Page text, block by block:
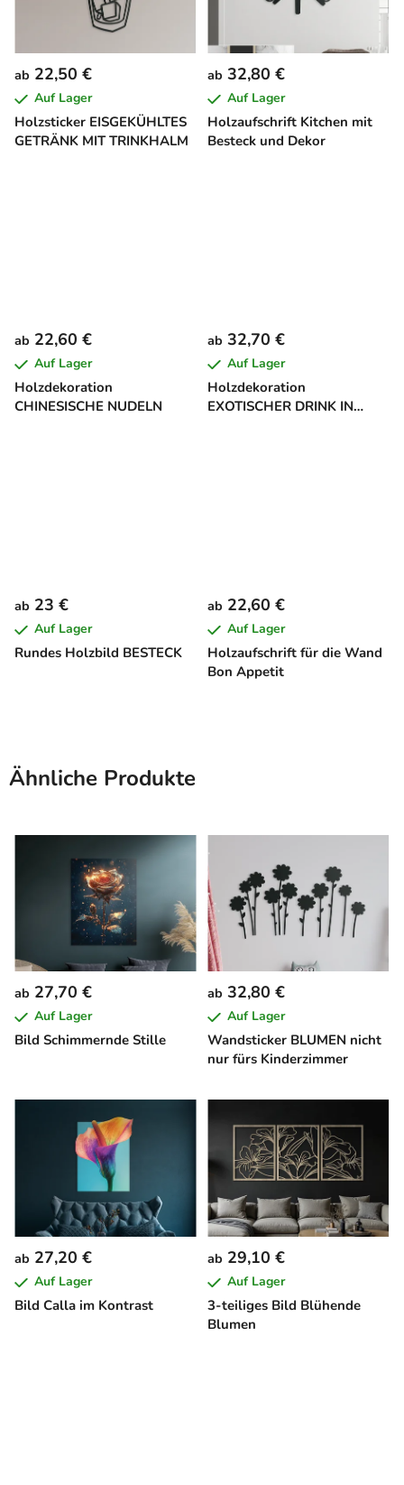
Holzsticker EISGEKÜHLTES
GETRÄNK MIT TRINKHALM
ab 22,50 €
Auf Lager
Holzaufschrift Kitchen mit
Besteck und Dekor
ab 32,80 €
Auf Lager
Holzdekoration
CHINESISCHE NUDELN
ab 22,60 €
Auf Lager
Holzdekoration
EXOTISCHER DRINK IN
ab 32,70 €
Auf Lager
Rundes Holzbild BESTECK
ab 23 €
Auf Lager
Holzaufschrift für die Wand
Bon Appetit
ab 22,60 €
Auf Lager
Ähnliche Produkte
Bild Schimmernde Stille
ab 27,70 €
Auf Lager
Wandsticker BLUMEN nicht
nur fürs Kinderzimmer
ab 32,80 €
Auf Lager
Bild Calla im Kontrast
ab 27,20 €
Auf Lager
3-teiliges Bild Blühende
Blumen
ab 29,10 €
Auf Lager